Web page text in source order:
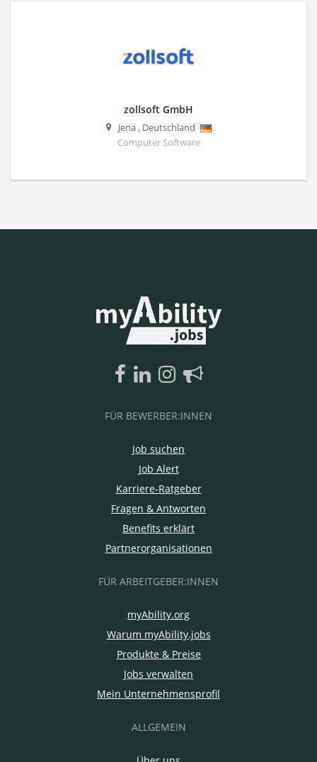
zollsoft GmbH
Jena, Deutschland
Computer Software
FÜR BEWERBER:INNEN
Job suchen
Job Alert
Karriere-Ratgeber
Fragen & Antworten
Benefits erklärt
Partnerorganisationen
FÜR ARBEITGEBER:INNEN
myAbility.org
Warum myAbility.jobs
Produkte & Preise
Jobs verwalten
Mein Unternehmensprofil
ALLGEMEIN